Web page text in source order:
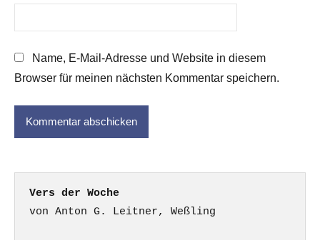
Name, E-Mail-Adresse und Website in diesem
Browser für meinen nächsten Kommentar speichern.
Vers der Woche